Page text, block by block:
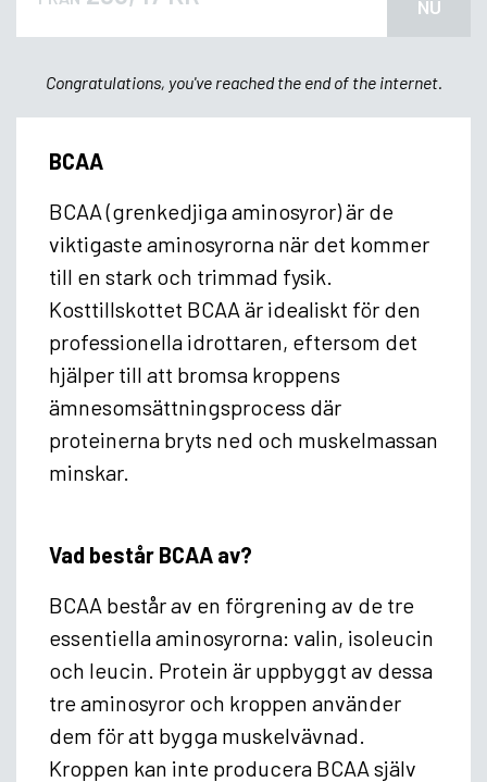
NU
Congratulations, you've reached the end of the internet.
BCAA
BCAA (grenkedjiga aminosyror) är de
viktigaste aminosyrorna när det kommer
till en stark och trimmad fysik.
Kosttillskottet BCAA är idealiskt för den
professionella idrottaren, eftersom det
hjälper till att bromsa kroppens
ämnesomsättningsprocess där
proteinerna bryts ned och muskelmassan
minskar.
Vad består BCAA av?
BCAA består av en förgrening av de tre
essentiella aminosyrorna: valin, isoleucin
och leucin. Protein är uppbyggt av dessa
tre aminosyror och kroppen använder
dem för att bygga muskelvävnad.
Kroppen kan inte producera BCAA själv